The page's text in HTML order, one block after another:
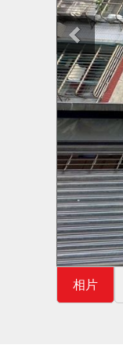
相片